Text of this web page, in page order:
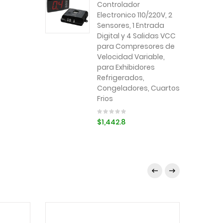
Controlador
Electronico 110/220V, 2
Sensores, 1 Entrada
Digital y 4 Salidas VCC
para Compresores de
Velocidad Variable,
para Exhibidores
Refrigerados,
Congeladores, Cuartos
Frios
$1,442.8